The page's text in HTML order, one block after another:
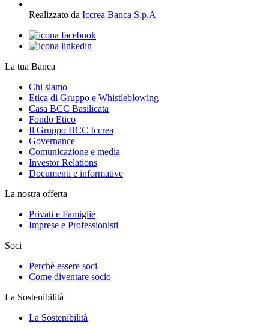
Realizzato da Iccrea Banca S.p.A
La tua Banca
Chi siamo
Etica di Gruppo e Whistleblowing
Casa BCC Basilicata
Fondo Etico
Il Gruppo BCC Iccrea
Governance
Comunicazione e media
Investor Relations
Documenti e informative
La nostra offerta
Privati e Famiglie
Imprese e Professionisti
Soci
Perchè essere soci
Come diventare socio
La Sostenibilità
La Sostenibilità